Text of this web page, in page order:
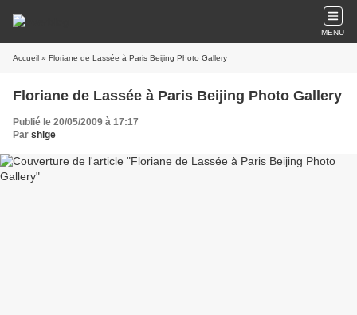
MENU
Accueil » Floriane de Lassée à Paris Beijing Photo Gallery
Floriane de Lassée à Paris Beijing Photo Gallery
Publié le 20/05/2009 à 17:17
Par shige